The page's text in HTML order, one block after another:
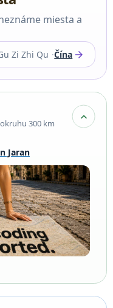
miesta a
Zi Zhi Qu Čína arrow_forward
300 km expand_more
Jaran